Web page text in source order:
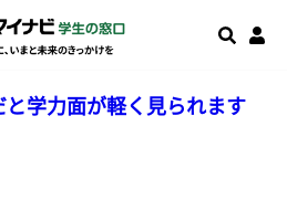
と学力面が軽く見られます